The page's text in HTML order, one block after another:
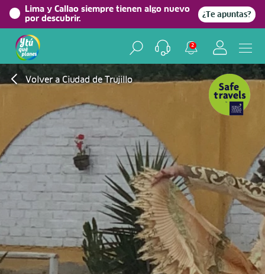
Lima y Callao siempre tienen algo nuevo
por descubrir.
¿Te apuntas?
2
Volver a Ciudad de Trujillo